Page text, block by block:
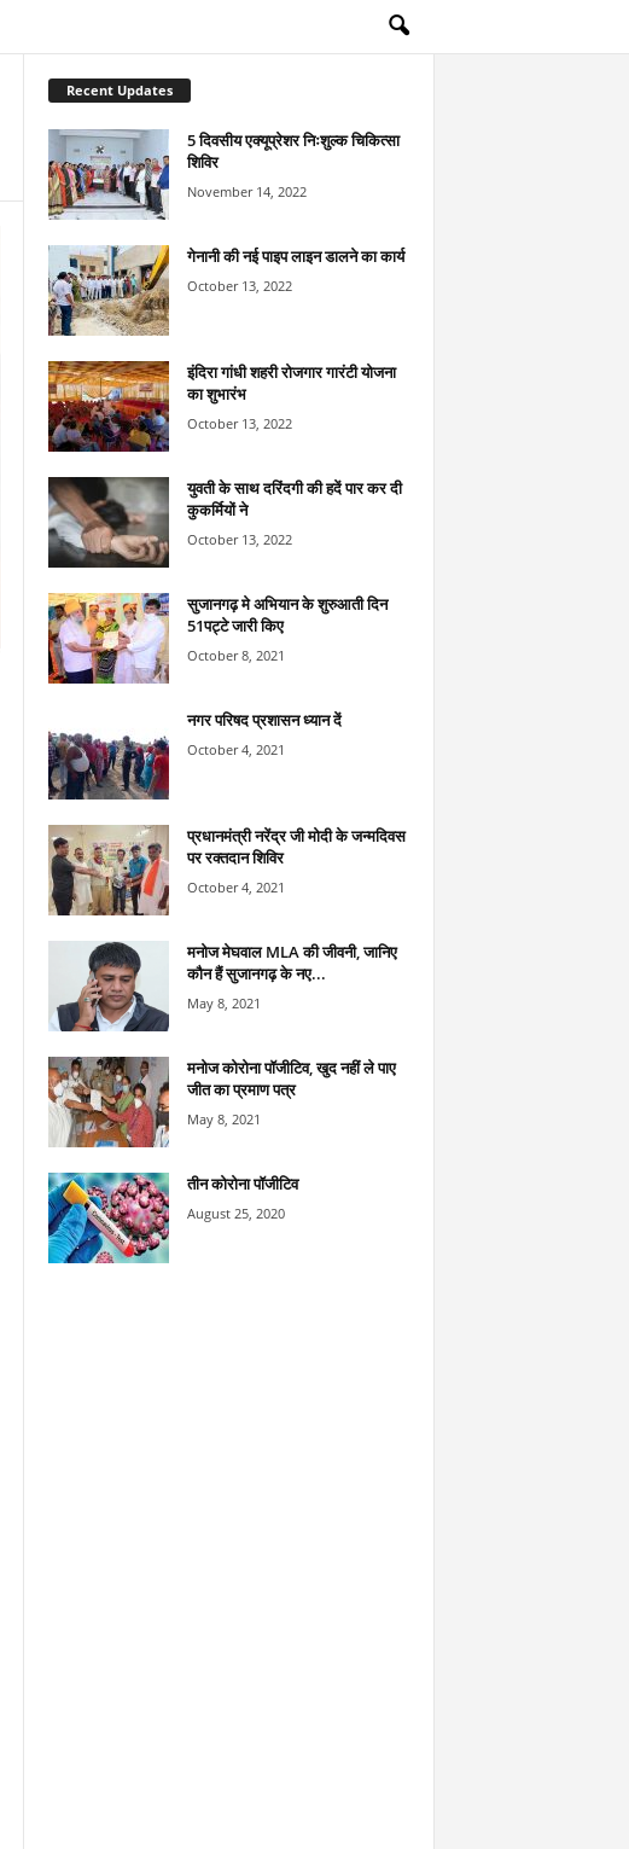
Recent Updates
5 दिवसीय एक्यूप्रेशर निःशुल्क चिकित्सा
शिविर
November 14, 2022
गेनानी की नई पाइप लाइन डालने का कार्य
October 13, 2022
इंदिरा गांधी शहरी रोजगार गारंटी योजना
का शुभारंभ
October 13, 2022
युवती के साथ दरिंदगी की हदें पार कर दी
कुकर्मियों ने
October 13, 2022
सुजानगढ़ मे अभियान के शुरुआती दिन
51पट्टे जारी किए
October 8, 2021
नगर परिषद प्रशासन ध्यान दें
October 4, 2021
प्रधानमंत्री नरेंद्र जी मोदी के जन्मदिवस
पर रक्तदान शिविर
October 4, 2021
मनोज मेघवाल MLA की जीवनी, जानिए
कौन हैं सुजानगढ़ के नए...
May 8, 2021
मनोज कोरोना पॉजीटिव, खुद नहीं ले पाए
जीत का प्रमाण पत्र
May 8, 2021
तीन कोरोना पॉजीटिव
August 25, 2020